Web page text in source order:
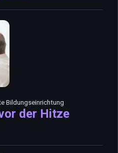
Bildungseinrichtung
der Hitze